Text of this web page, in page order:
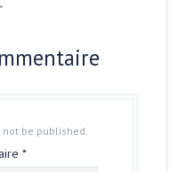
be published.
*